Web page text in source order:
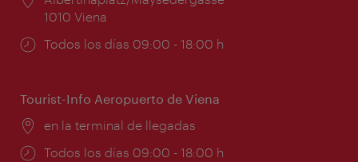
1010 Viena
Horarios
Todos los días 09:00 - 18:00 h
Tourist-Info Aeropuerto de Viena
Lugar:
en la terminal de llegadas
Horarios
Todos los días 09:00 - 18:00 h